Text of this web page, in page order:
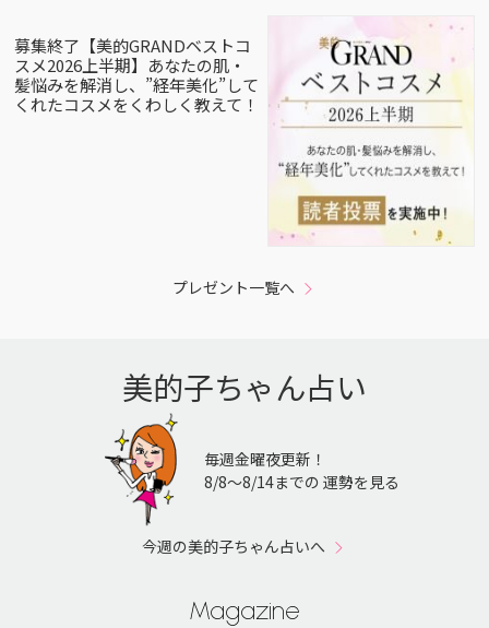
募集終了【美的GRANDベストコ
スメ2026上半期】あなたの肌・
髪悩みを解消し、”経年美化”して
くれたコスメをくわしく教えて！
プレゼント一覧へ
美的子ちゃん占い
毎週金曜夜更新！
8/8〜8/14までの 運勢を見る
今週の美的子ちゃん占いへ
Magazine